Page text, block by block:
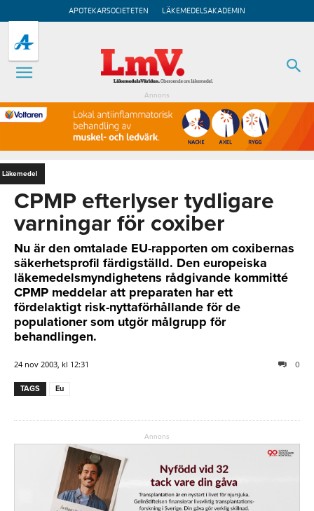
APOTEKARSOCIETETEN LÄKEMEDELSAKADEMIN
Annons
Läkemedel
CPMP efterlyser tydligare
varningar för coxiber
Nu är den omtalade EU-rapporten om coxibernas
säkerhetsprofil färdigställd. Den europeiska
läkemedelsmyndighetens rådgivande kommitté
CPMP meddelar att preparaten har ett
fördelaktigt risk-nyttaförhållande för de
populationer som utgör målgrupp för
behandlingen.
24 nov 2003, kl 12:31 0
TAGS Eu
Annons